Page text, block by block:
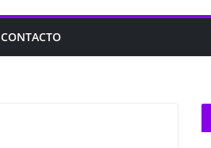
CONTACTO